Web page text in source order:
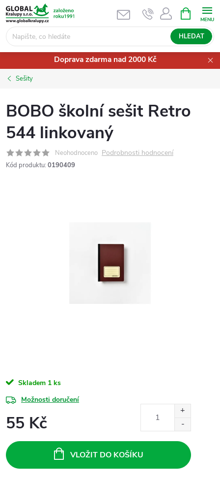
Přejít
na
obsah
HLEDAT
NÁKUPNÍ
KOŠÍK
Doprava zdarma nad 2000 Kč
Sešity
BOBO školní sešit Retro
544 linkovaný
Neohodnoceno Podrobnosti hodnocení
Kód produktu: 0190409
Skladem 1 ks
Možnosti doručení
55 Kč
cena:
VLOŽIT DO KOŠÍKU